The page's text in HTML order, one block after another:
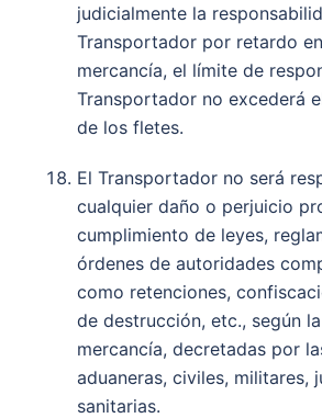
judicialmente la
Transportador por retardo
mercancía, el límite de
Transportador no excederá
de los fletes.
El Transportador no será
cualquier daño o perjuicio
cumplimiento de leyes,
órdenes de autoridades
como retenciones,
de destrucción, etc., según
mercancía, decretadas por
aduaneras, civiles, militares,
sanitarias.